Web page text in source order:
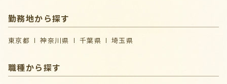
勤務地から探す
東京都 神奈川県 千葉県 埼玉県
職種から探す